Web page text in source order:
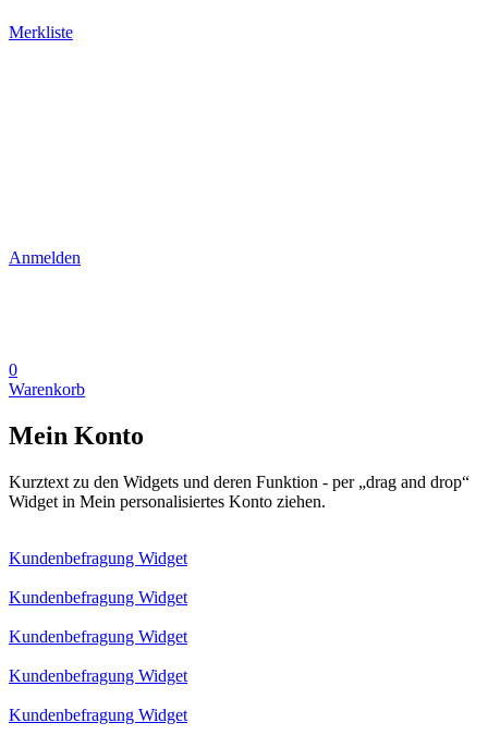
Merkliste
Anmelden
0
Warenkorb
Mein Konto
Kurztext zu den Widgets und deren Funktion - per „drag and drop“
Widget in Mein personalisiertes Konto ziehen.
Kundenbefragung Widget
Kundenbefragung Widget
Kundenbefragung Widget
Kundenbefragung Widget
Kundenbefragung Widget